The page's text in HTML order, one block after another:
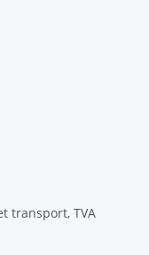
transport, TVA